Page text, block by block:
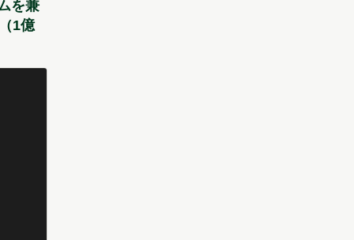
を兼
1億